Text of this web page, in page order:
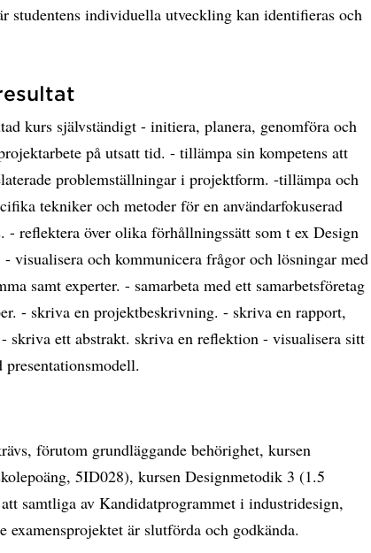
studentens individuella utveckling kan identifieras och
kurs självständigt - initiera, planera, genomföra och
på utsatt tid. - tillämpa sin kompetens att
problemställningar i projektform. -tillämpa och
tekniker och metoder för en användarfokuserad
- reflektera över olika förhållningssätt som t ex Design
visualisera och kommunicera frågor och lösningar med
samt experter. - samarbeta med ett samarbetsföretag
- skriva en projektbeskrivning. - skriva en rapport,
skriva ett abstrakt. skriva en reflektion - visualisera sitt
förutom grundläggande behörighet, kursen
5ID028), kursen Designmetodik 3 (1.5
samtliga av Kandidatprogrammet i industridesign,
är slutförda och godkända.